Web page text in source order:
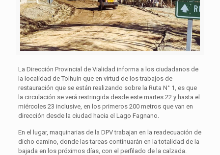
La Dirección Provincial de Vialidad informa a los ciudadanos de
la localidad de Tolhuin que en virtud de los trabajos de
restauración que se están realizando sobre la Ruta N° 1, es que
la circulación se verá restringida desde este martes 22 y hasta el
miércoles 23 inclusive, en los primeros 200 metros que van en
dirección desde la ciudad hacia el Lago Fagnano.
En el lugar, maquinarias de la DPV trabajan en la readecuación de
dicho camino, donde las tareas continuarán en la totalidad de la
bajada en los próximos días, con el perfilado de la calzada.